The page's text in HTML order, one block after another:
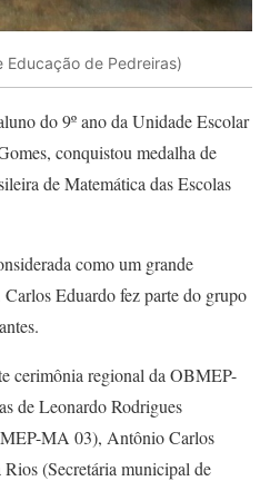
Educação de Pedreiras)
do 9º ano da Unidade Escolar
conquistou medalha de
de Matemática das Escolas
como um grande
Eduardo fez parte do grupo
cerimônia regional da OBMEP-
de Leonardo Rodrigues
MA 03), Antônio Carlos
(Secretária municipal de